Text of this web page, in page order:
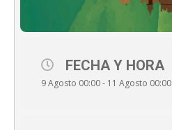
FECHA Y HORA
9 Agosto 00:00 - 11 Agosto 00:00